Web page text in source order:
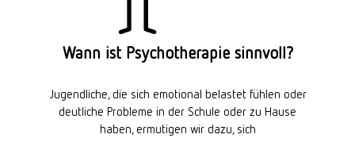
Wann ist Psychotherapie sinnvoll?
Jugendliche, die sich emotional belastet fühlen oder
deutliche Probleme in der Schule oder zu Hause
haben, ermutigen wir dazu, sich